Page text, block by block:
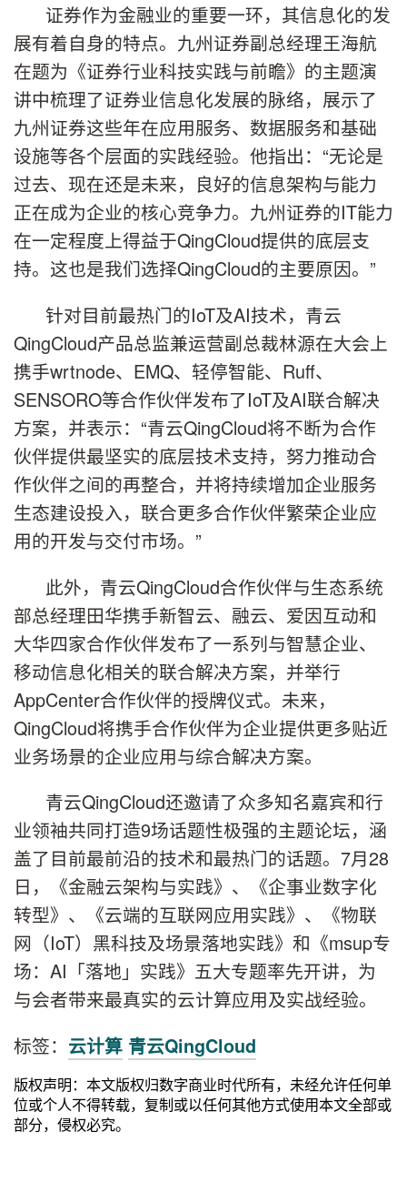
证券作为金融业的重要一环，其信息化的发
展有着自身的特点。九州证券副总经理王海航
在题为《证券行业科技实践与前瞻》的主题演
讲中梳理了证券业信息化发展的脉络，展示了
九州证券这些年在应用服务、数据服务和基础
设施等各个层面的实践经验。他指出：“无论是
过去、现在还是未来，良好的信息架构与能力
正在成为企业的核心竞争力。九州证券的IT能力
在一定程度上得益于QingCloud提供的底层支
持。这也是我们选择QingCloud的主要原因。”
针对目前最热门的IoT及AI技术，青云
QingCloud产品总监兼运营副总裁林源在大会上
携手wrtnode、EMQ、轻停智能、Ruff、
SENSORO等合作伙伴发布了IoT及AI联合解决
方案，并表示：“青云QingCloud将不断为合作
伙伴提供最坚实的底层技术支持，努力推动合
作伙伴之间的再整合，并将持续增加企业服务
生态建设投入，联合更多合作伙伴繁荣企业应
用的开发与交付市场。”
此外，青云QingCloud合作伙伴与生态系统
部总经理田华携手新智云、融云、爱因互动和
大华四家合作伙伴发布了一系列与智慧企业、
移动信息化相关的联合解决方案，并举行
AppCenter合作伙伴的授牌仪式。未来，
QingCloud将携手合作伙伴为企业提供更多贴近
业务场景的企业应用与综合解决方案。
青云QingCloud还邀请了众多知名嘉宾和行
业领袖共同打造9场话题性极强的主题论坛，涵
盖了目前最前沿的技术和最热门的话题。7月28
日，《金融云架构与实践》、《企事业数字化
转型》、《云端的互联网应用实践》、《物联
网（IoT）黑科技及场景落地实践》和《msup专
场：AI「落地」实践》五大专题率先开讲，为
与会者带来最真实的云计算应用及实战经验。
标签： 云计算 青云QingCloud
版权声明：本文版权归数字商业时代所有，未经允许任何单
位或个人不得转载，复制或以任何其他方式使用本文全部或
部分，侵权必究。